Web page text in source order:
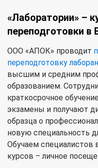
«Лаборатории» –
переподготовки в
ООО «АПОК» проводит
переподготовку
высшим и средним
образованием.
краткосрочное
экзамены и получают
образца о
новую специальность
Обучаем
курсов – личное